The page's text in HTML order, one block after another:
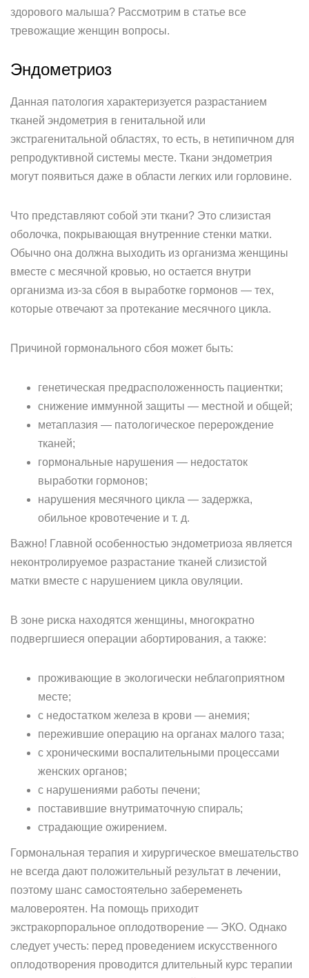
здорового малыша? Рассмотрим в статье все
тревожащие женщин вопросы.
Эндометриоз
Данная патология характеризуется разрастанием
тканей эндометрия в генитальной или
экстрагенитальной областях, то есть, в нетипичном для
репродуктивной системы месте. Ткани эндометрия
могут появиться даже в области легких или горловине.
Что представляют собой эти ткани? Это слизистая
оболочка, покрывающая внутренние стенки матки.
Обычно она должна выходить из организма женщины
вместе с месячной кровью, но остается внутри
организма из-за сбоя в выработке гормонов — тех,
которые отвечают за протекание месячного цикла.
Причиной гормонального сбоя может быть:
генетическая предрасположенность пациентки;
снижение иммунной защиты — местной и общей;
метаплазия — патологическое перерождение
тканей;
гормональные нарушения — недостаток
выработки гормонов;
нарушения месячного цикла — задержка,
обильное кровотечение и т. д.
Важно! Главной особенностью эндометриоза является
неконтролируемое разрастание тканей слизистой
матки вместе с нарушением цикла овуляции.
В зоне риска находятся женщины, многократно
подвергшиеся операции абортирования, а также:
проживающие в экологически неблагоприятном
месте;
с недостатком железа в крови — анемия;
пережившие операцию на органах малого таза;
с хроническими воспалительными процессами
женских органов;
с нарушениями работы печени;
поставившие внутриматочную спираль;
страдающие ожирением.
Гормональная терапия и хирургическое вмешательство
не всегда дают положительный результат в лечении,
поэтому шанс самостоятельно забеременеть
маловероятен. На помощь приходит
экстракорпоральное оплодотворение — ЭКО. Однако
следует учесть: перед проведением искусственного
оплодотворения проводится длительный курс терапии